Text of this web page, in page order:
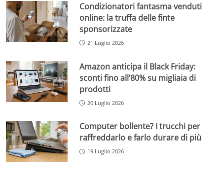
Condizionatori fantasma venduti
online: la truffa delle finte
sponsorizzate
21 Luglio 2026
Amazon anticipa il Black Friday:
sconti fino all’80% su migliaia di
prodotti
20 Luglio 2026
Computer bollente? I trucchi per
raffreddarlo e farlo durare di più
19 Luglio 2026